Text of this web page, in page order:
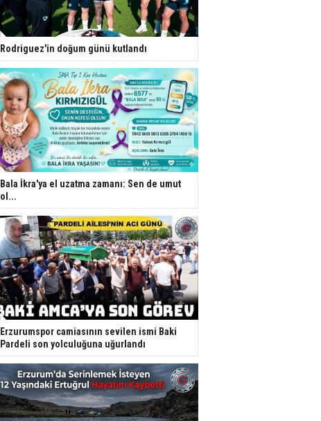
Rodriguez'in doğum günü kutlandı
Bala İkra'ya el uzatma zamanı: Sen de umut
ol...
Erzurumspor camiasının sevilen ismi Baki
Pardeli son yolculuğuna uğurlandı